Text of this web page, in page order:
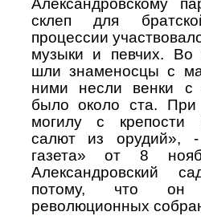
Александровскому
склеп для
процессии
музыки и певчих. Во
шли знаменосцы с
ними несли венки с
было около ста. При
могилу с крепости
салют из орудий»,
газета» от 8
Александровский
потому, что он
революционных